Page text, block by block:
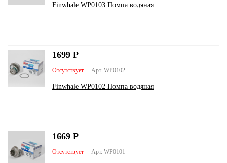
Finwhale WP0103 Помпа водяная
Арт. WP0102
Отсутствует
Finwhale WP0102 Помпа водяная
1699 Р
Арт. WP0101
Отсутствует
1669 Р